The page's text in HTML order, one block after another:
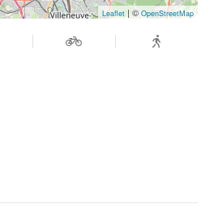
Leaflet | © OpenStreetMap